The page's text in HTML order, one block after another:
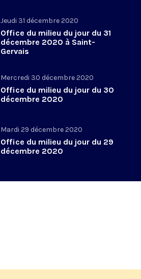
Jeudi 31 décembre 2020
Office du milieu du jour du 31
décembre 2020 à Saint-
Gervais
Mercredi 30 décembre 2020
Office du milieu du jour du 30
décembre 2020
Mardi 29 décembre 2020
Office du milieu du jour du 29
décembre 2020